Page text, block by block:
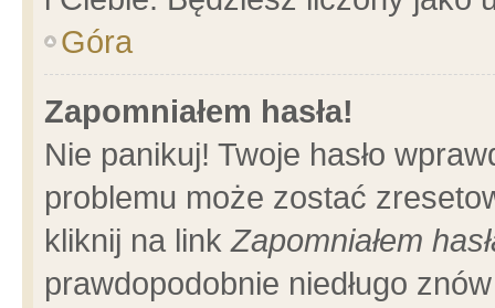
Góra
Zapomniałem hasła!
Nie panikuj! Twoje hasło
problemu może zostać
kliknij na linkZapomniałem
prawdopodobnie niedługo